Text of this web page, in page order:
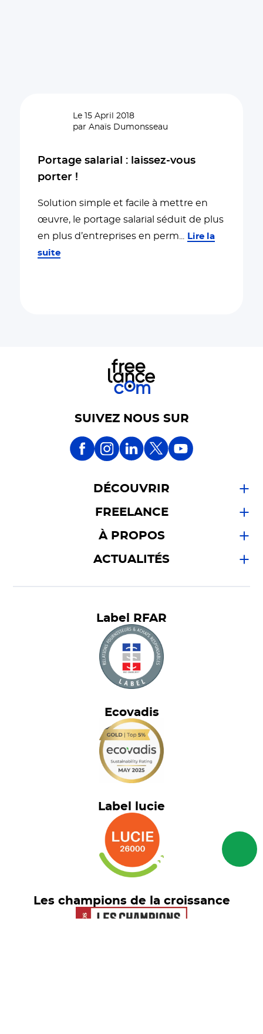
Le 15 April 2018
par Anaïs Dumonsseau
Portage salarial : laissez-vous
porter !
Solution simple et facile à mettre en
œuvre, le portage salarial séduit de plus
en plus d’entreprises en perm
Lire la
suite
SUIVEZ NOUS SUR
DÉCOUVRIR
FREELANCE
À PROPOS
ACTUALITÉS
Label RFAR
Ecovadis
Label lucie
Les champions de la croissance